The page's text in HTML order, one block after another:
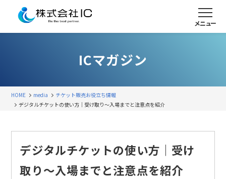
メニュー
ICマガジン
HOME media チケット販売お役立ち情報
デジタルチケットの使い方｜受け取り～入場までと注意点を紹介
デジタルチケットの使い方｜受け
取り～入場までと注意点を紹介